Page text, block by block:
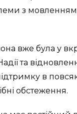
з
вже була у
та
в
обстеження.